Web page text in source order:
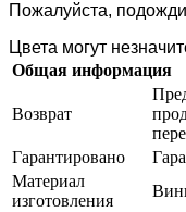
Пожалуйста,
Цвета могут
Общая информация
Возврат
Гарантировано
Материал
изготовления